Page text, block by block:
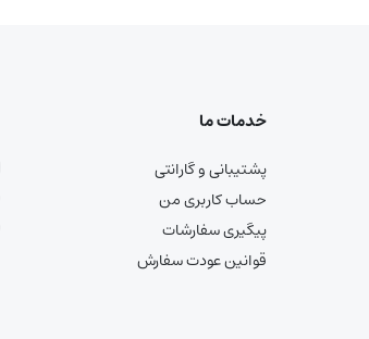
خدمات ما
پشتیبانی و گارانتی
حساب کاربری من
پیگیری سفارشات
قوانین عودت سفارش